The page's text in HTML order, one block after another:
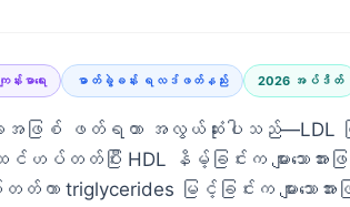
မာရေး ဓာတ်ခွဲခန်း ရလဒ်ဖတ်နည်း 2026 အပ်ဒိတ်
စ် ဖတ်ရတာ အလွယ်ဆုံးပါသည်—LDL မြင့်ခြ
တတ်ပြီး HDL နိမ့်ခြင်းက များသောအ
triglycerides မြင့်ခြင်းက များသ